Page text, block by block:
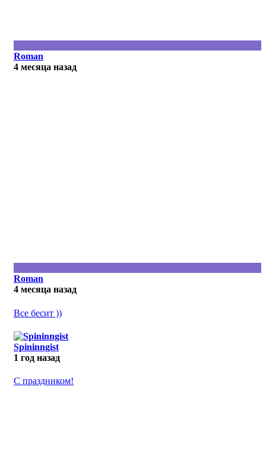
Roman
4 месяца назад
Roman
4 месяца назад
Все бесит ))
Spininngist
1 год назад
С праздником!